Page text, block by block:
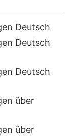
Deutsch
Deutsch
Deutsch
über
über